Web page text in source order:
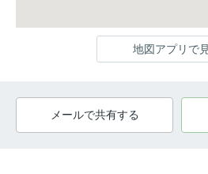
地図アプリで
メールで共有する